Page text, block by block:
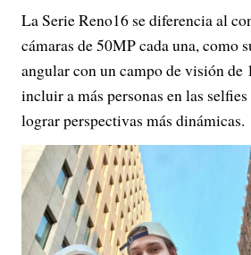
La Serie Reno16 se diferencia al
cámaras de 50MP cada una, como
angular con un campo de visión de
incluir a más personas en las
lograr perspectivas más dinámicas.